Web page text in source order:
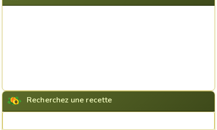
Recherchez une recette